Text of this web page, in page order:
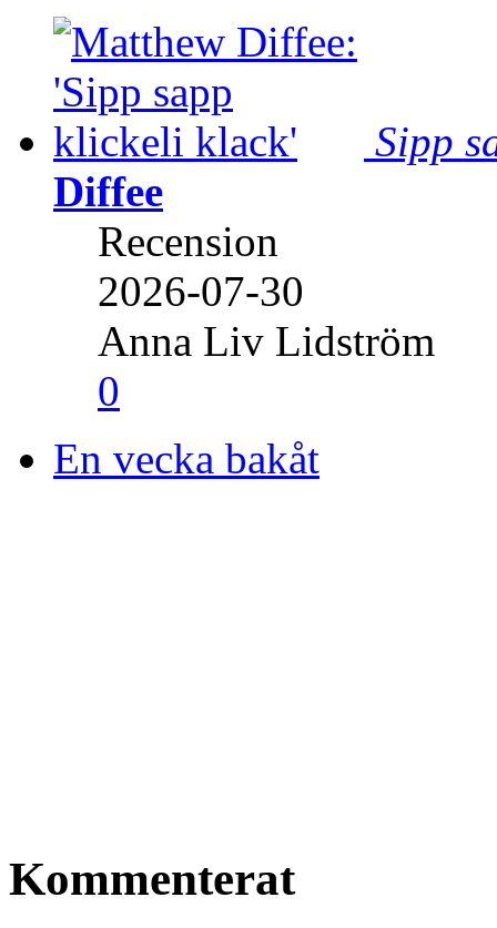
Sipp
Diffee
Recension
2026-07-30
Anna Liv Lidström
0
En vecka bakåt
Kommenterat